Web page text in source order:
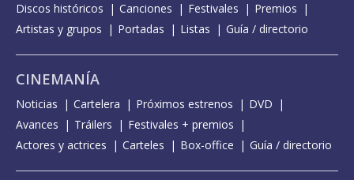
Discos históricos
Canciones Festivales
Premios
Artistas y grupos
Portadas Listas Guía / directorio
CINEMANÍA
Noticias Cartelera Próximos estrenos
DVD
Avances
Tráilers
Festivales + premios
Actores y actrices
Carteles Box-office Guía / directorio